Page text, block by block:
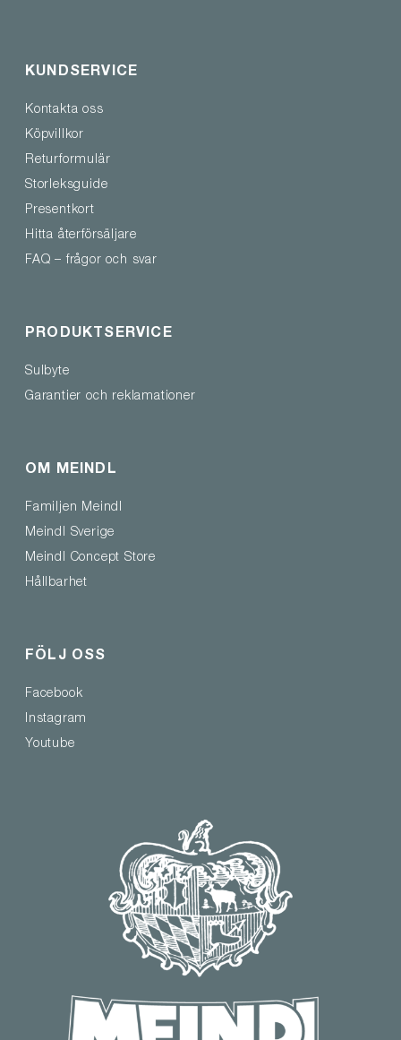
KUNDSERVICE
Kontakta oss
Köpvillkor
Returformulär
Storleksguide
Presentkort
Hitta återförsäljare
FAQ – frågor och svar
PRODUKTSERVICE
Sulbyte
Garantier och reklamationer
OM MEINDL
Familjen Meindl
Meindl Sverige
Meindl Concept Store
Hållbarhet
FÖLJ OSS
Facebook
Instagram
Youtube